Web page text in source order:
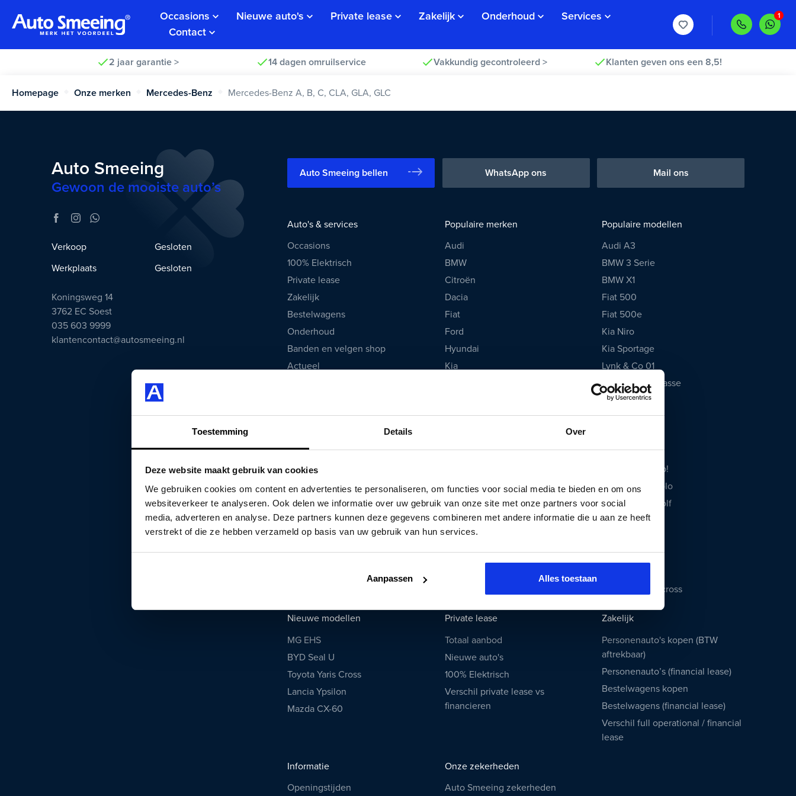
Toestemming Details Over
Deze website maakt gebruik van cookies
We gebruiken cookies om content en advertenties te personaliseren, om functies voor social media te bieden en om ons
websiteverkeer te analyseren. Ook delen we informatie over uw gebruik van onze site met onze partners voor social
media, adverteren en analyse. Deze partners kunnen deze gegevens combineren met andere informatie die u aan ze heeft
verstrekt of die ze hebben verzameld op basis van uw gebruik van hun services.
Aanpassen Alles toestaan
Occasions Nieuwe auto's Private lease Zakelijk Onderhoud
Services
Contact
2 jaar garantie > 14 dagen omruilservice Vakkundig gecontroleerd > Klanten geven ons een 8,5!
Homepage Onze merken Mercedes-Benz Mercedes-Benz A, B, C, CLA, GLA, GLC
Auto Smeeing
Gewoon de mooiste auto’s
Verkoop
Gesloten
Werkplaats
Gesloten
Koningsweg 14
3762 EC Soest
035 603 9999
klantencontact@autosmeeing.nl
Auto Smeeing bellen WhatsApp ons Mail ons
Auto's & services
Occasions
100% Elektrisch
Private lease
Zakelijk
Bestelwagens
Onderhoud
Banden en velgen shop
Actueel
Populaire merken
Audi
BMW
Citroën
Dacia
Fiat
Ford
Hyundai
Kia
Mercedes
Opel
Renault
Seat
Skoda
Tesla
Toyota
Populaire modellen
Audi A3
BMW 3 Serie
BMW X1
Fiat 500
Fiat 500e
Kia Niro
Kia Sportage
Lynk & Co 01
Mercedes A-Klasse
Opel Corsa
Peugeot 208
Tesla Model 3
Volkswagen Up!
Volkswagen Polo
Volkswagen Golf
Volvo XC40
Hyundai KONA
Citroën C5 Aircross
Nieuwe modellen
MG EHS
BYD Seal U
Toyota Yaris Cross
Lancia Ypsilon
Mazda CX-60
Private lease
Totaal aanbod
Nieuwe auto's
100% Elektrisch
Verschil private lease vs
financieren
Zakelijk
Personenauto's kopen (BTW
aftrekbaar)
Personenauto’s (financial lease)
Bestelwagens kopen
Bestelwagens (financial lease)
Verschil full operational / financial
lease
Informatie
Openingstijden
Onze zekerheden
Auto Smeeing zekerheden